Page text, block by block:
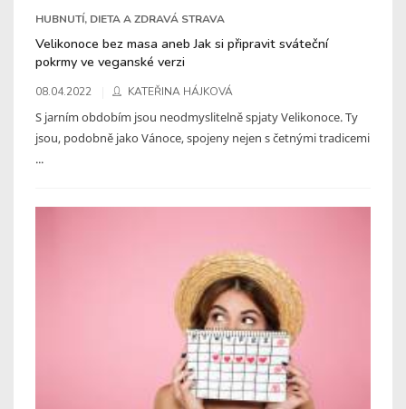
HUBNUTÍ, DIETA A ZDRAVÁ STRAVA
Velikonoce bez masa aneb Jak si připravit sváteční
pokrmy ve veganské verzi
08.04.2022 KATEŘINA HÁJKOVÁ
S jarním obdobím jsou neodmyslitelně spjaty Velikonoce. Ty
jsou, podobně jako Vánoce, spojeny nejen s četnými tradicemi
...